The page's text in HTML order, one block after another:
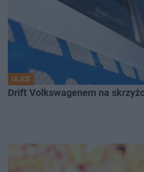
ULICE
Drift Volkswagenem na